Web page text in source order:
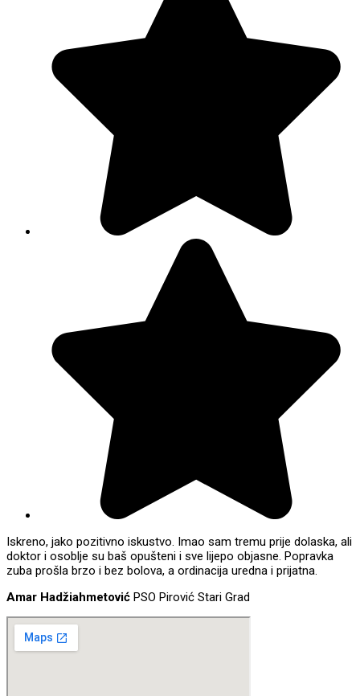
Iskreno, jako pozitivno iskustvo. Imao sam tremu prije dolaska, ali
doktor i osoblje su baš opušteni i sve lijepo objasne. Popravka
zuba prošla brzo i bez bolova, a ordinacija uredna i prijatna.
Amar Hadžiahmetović PSO Pirović Stari Grad